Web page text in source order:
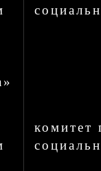
комитет